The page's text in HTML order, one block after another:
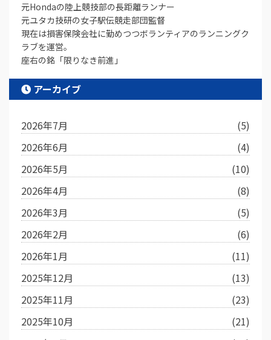
元Hondaの陸上競技部の長距離ランナー
元ユタカ技研の女子駅伝競走部団監督
現在は損害保険会社に勤めつつボランティアのランニングク
ラブを運営。
座右の銘「限りなき前進」
アーカイブ
2026年7月
(5)
2026年6月
(4)
2026年5月
(10)
2026年4月
(8)
2026年3月
(5)
2026年2月
(6)
2026年1月
(11)
2025年12月
(13)
2025年11月
(23)
2025年10月
(21)